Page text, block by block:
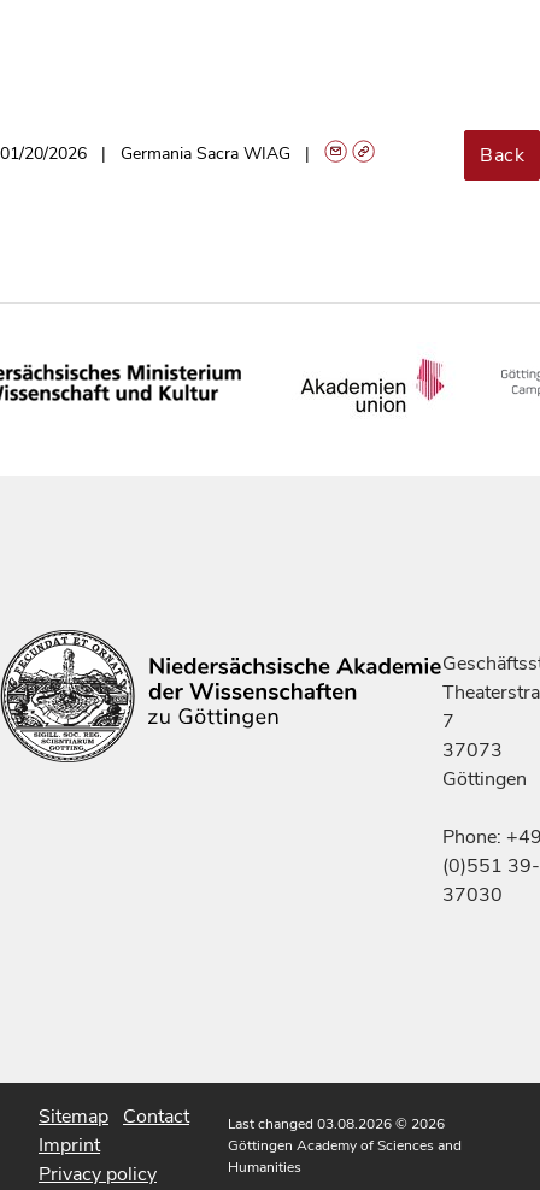
01/20/2026 Germania Sacra WIAG Back
7
37073
Göttingen
Phone:
(0)551 39-
37030
Sitemap Contact
Imprint
Privacy policy
Last changed 03.08.2026© 2026
Göttingen Academy of Sciences and
Humanities